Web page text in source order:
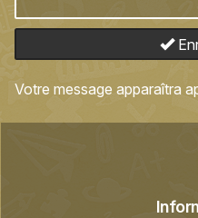
Votre message apparaîtra